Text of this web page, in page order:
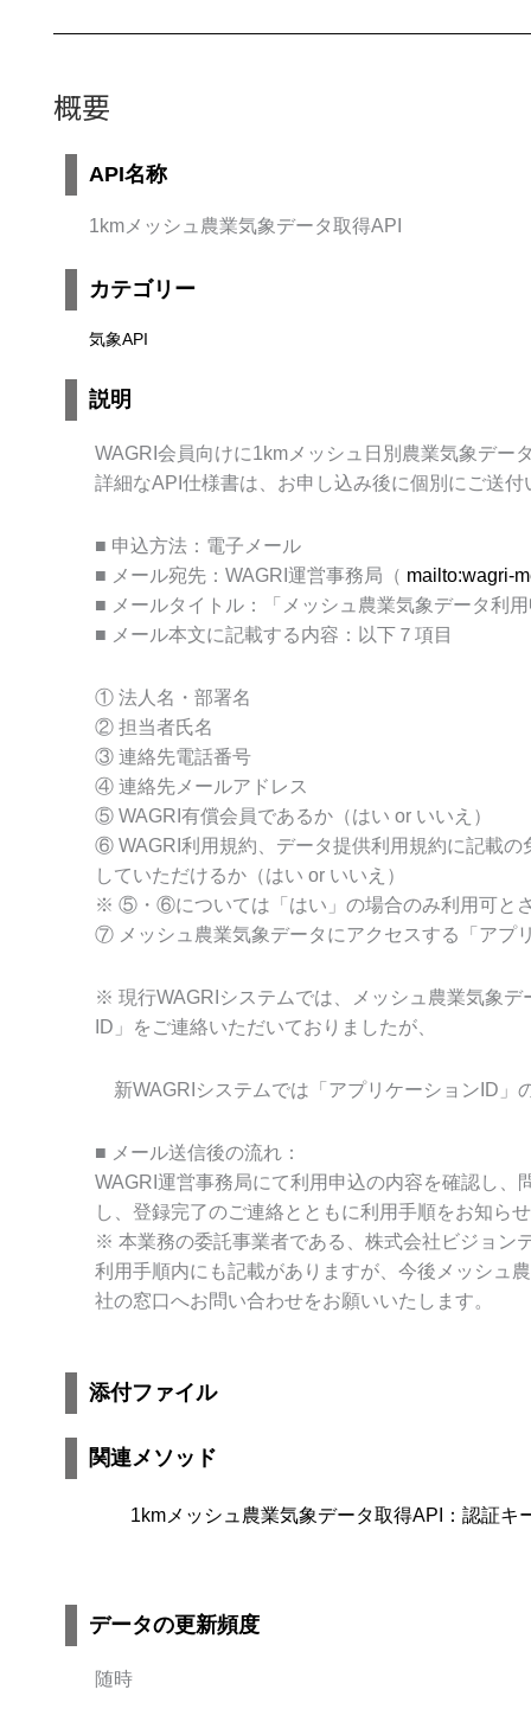
概要
API名称
1kmメッシュ農業気象データ取得API
カテゴリー
気象API
説明
WAGRI会員向けに1kmメッシュ日別農業気象デー
詳細なAPI仕様書は、お申し込み後に個別にご送
■ 申込方法：電子メール
■ メール宛先：WAGRI運営事務局（ mailto:wagri-
■ メールタイトル：「メッシュ農業気象データ利
■ メール本文に記載する内容：以下７項目
① 法人名・部署名
② 担当者氏名
③ 連絡先電話番号
④ 連絡先メールアドレス
⑤ WAGRI有償会員であるか（はい or いいえ）
⑥ WAGRI利用規約、データ提供利用規約に記載
していただけるか（はい or いいえ）
※ ⑤・⑥については「はい」の場合のみ利用可と
⑦ メッシュ農業気象データにアクセスする「アプ
※ 現行WAGRIシステムでは、メッシュ農業気象
ID」をご連絡いただいておりましたが、
新WAGRIシステムでは「アプリケーションID」
■ メール送信後の流れ：
WAGRI運営事務局にて利用申込の内容を確認し
し、登録完了のご連絡とともに利用手順をお知ら
※ 本業務の委託事業者である、株式会社ビジョン
利用手順内にも記載がありますが、今後メッシュ
社の窓口へお問い合わせをお願いいたします。
添付ファイル
関連メソッド
1kmメッシュ農業気象データ取得API：認証キ
データの更新頻度
随時